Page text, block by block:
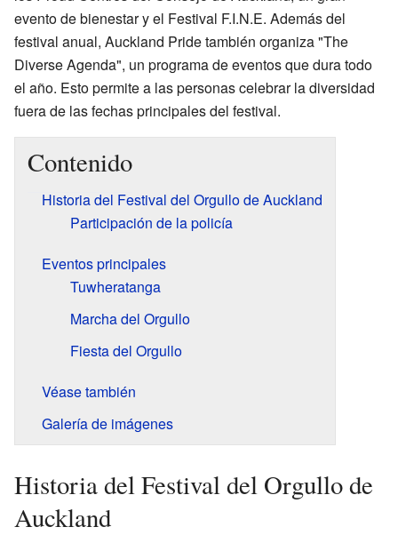
evento de bienestar y el Festival F.I.N.E. Además del
festival anual, Auckland Pride también organiza "The
Diverse Agenda", un programa de eventos que dura todo
el año. Esto permite a las personas celebrar la diversidad
fuera de las fechas principales del festival.
Contenido
Historia del Festival del Orgullo de Auckland
Participación de la policía
Eventos principales
Tuwheratanga
Marcha del Orgullo
Fiesta del Orgullo
Véase también
Galería de imágenes
Historia del Festival del Orgullo de
Auckland